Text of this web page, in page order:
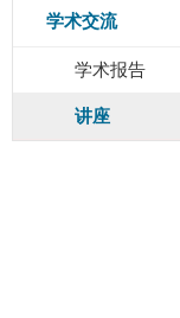
学术交流
学术报告
讲座